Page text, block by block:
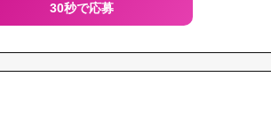
30秒で応募